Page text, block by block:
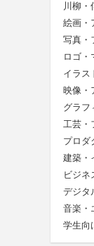
川柳・
絵画・
写真・
ロゴ・
イラス
映像・
グラフ
工芸・
プロダ
建築・
ビジネ
デジタ
音楽・
学生向